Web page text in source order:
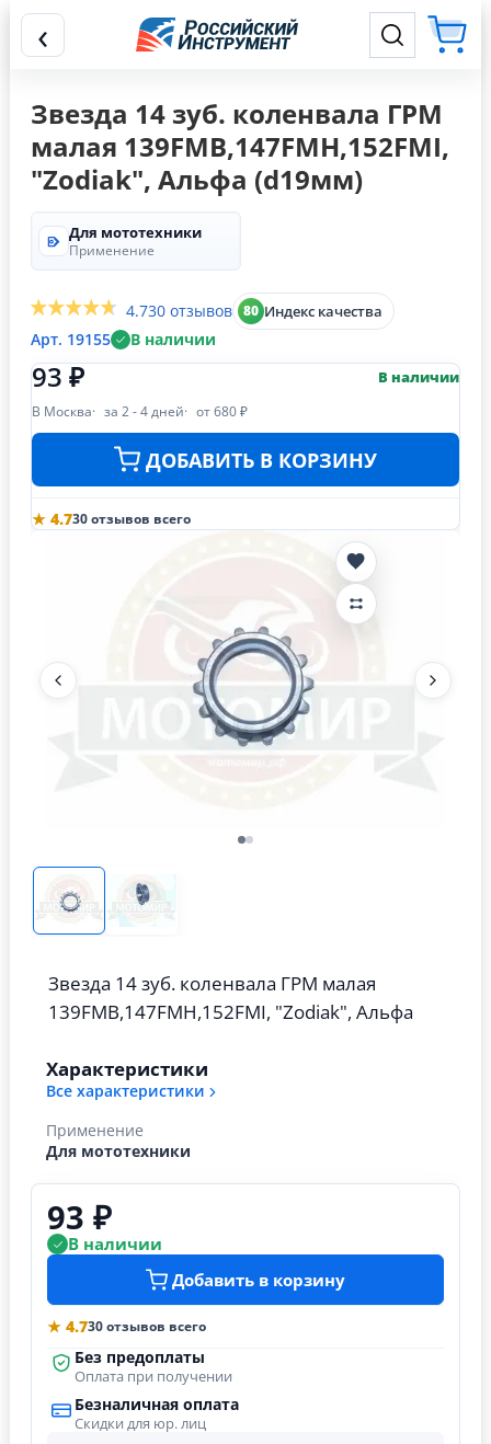
‹
Звезда 14 зуб. коленвала ГРМ
малая 139FMB,147FMH,152FMI,
"Zodiak", Альфа (d19мм)
Для мототехники
Применение
4.730 отзывов 80 Индекс качества
Арт. 19155 В наличии
93 ₽ В наличии
В Москва за 2 - 4 дней от 680 ₽
ДОБАВИТЬ В КОРЗИНУ
★ 4.730 отзывов всего
Звезда 14 зуб. коленвала ГРМ малая
139FMB,147FMH,152FMI, "Zodiak", Альфа
Характеристики
Все характеристики
Применение
Для мототехники
93 ₽
В наличии
Добавить в корзину
★ 4.730 отзывов всего
Без предоплаты
Оплата при получении
Безналичная оплата
Скидки для юр. лиц